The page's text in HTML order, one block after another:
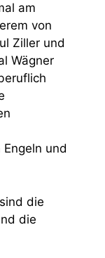
am
von
Ziller und
Wägner
und
die
die